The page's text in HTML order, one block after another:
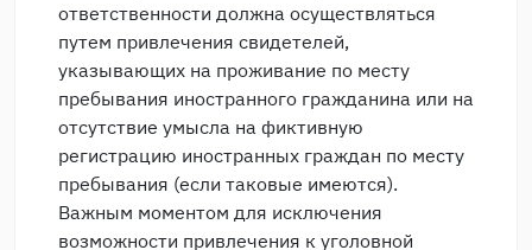
ответственности должна осуществляться
путем привлечения свидетелей,
указывающих на проживание по месту
пребывания иностранного гражданина или на
отсутствие умысла на фиктивную
регистрацию иностранных граждан по месту
пребывания (если таковые имеются).
Важным моментом для исключения
возможности привлечения к уголовной